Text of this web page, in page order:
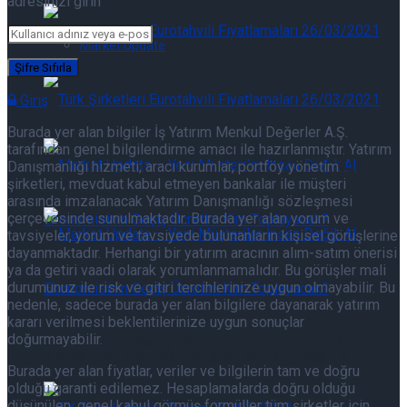
Eurotahvil Piyasasında Neler Oluyor 07/08/2026
Market Update – Yeni Müşteriler İnsan Değil: AI
Ekonomisinin Geçiş Ücretini Kim Toplayacak?
Market Update
Eurotahvil Piyasasında Neler Oluyor 07/08/2026
Giriş
Burada yer alan bilgiler İş Yatırım Menkul Değerler A.Ş.
tarafından genel bilgilendirme amacı ile hazırlanmıştır. Yatırım
Danışmanlığı hizmeti; aracı kurumlar, portföy yönetim
şirketleri, mevduat kabul etmeyen bankalar ile müşteri
arasında imzalanacak Yatırım Danışmanlığı sözleşmesi
çerçevesinde sunulmaktadır. Burada yer alan yorum ve
tavsiyeler, yorum ve tavsiyede bulunanların kişisel görüşlerine
dayanmaktadır. Herhangi bir yatırım aracının alım-satım önerisi
ya da getiri vaadi olarak yorumlanmamalıdır. Bu görüşler mali
durumunuz ile risk ve gitiri tercihlerinize uygun olmayabilir. Bu
nedenle, sadece burada yer alan bilgilere dayanarak yatırım
kararı verilmesi beklentilerinize uygun sonuçlar
doğurmayabilir.
Burada yer alan fiyatlar, veriler ve bilgilerin tam ve doğru
olduğu garanti edilemez. Hesaplamalarda doğru olduğu